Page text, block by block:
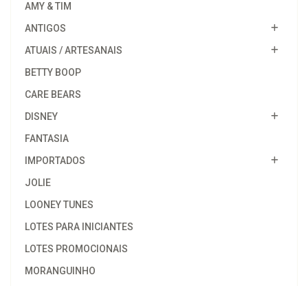
AMY & TIM
ANTIGOS
ATUAIS / ARTESANAIS
BETTY BOOP
CARE BEARS
DISNEY
FANTASIA
IMPORTADOS
JOLIE
LOONEY TUNES
LOTES PARA INICIANTES
LOTES PROMOCIONAIS
MORANGUINHO